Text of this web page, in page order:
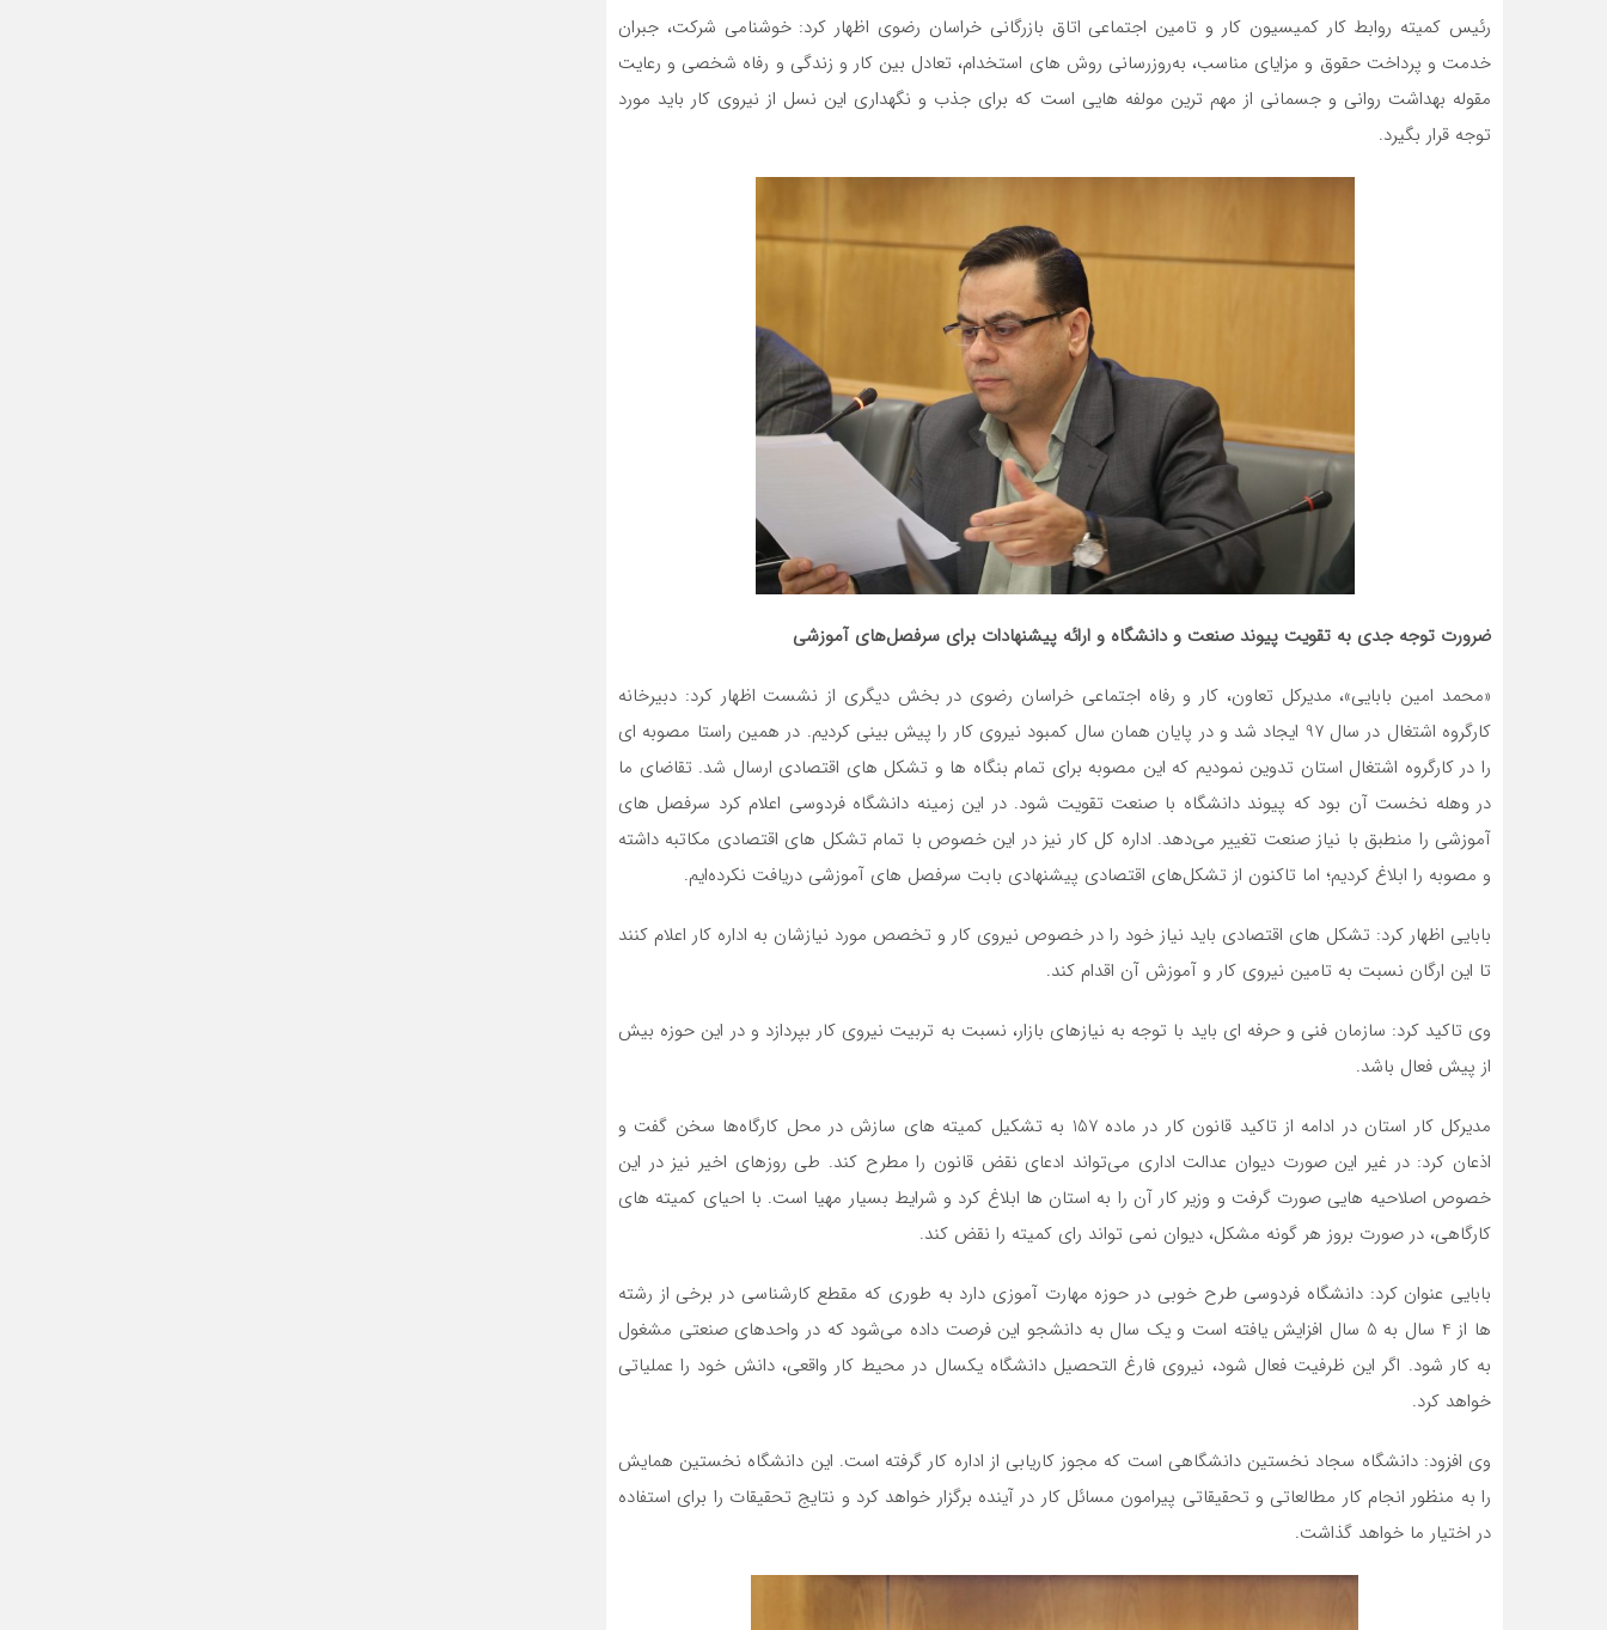
رئیس کمیته روابط کار کمیسیون کار و تامین اجتماعی اتاق بازرگانی خراسان رضوی اظهار کرد: خوشنامی شرکت، جبران
خدمت و پرداخت حقوق و مزایای مناسب، به‌روزرسانی روش های استخدام، تعادل بین کار و زندگی و رفاه شخصی و رعایت
مقوله بهداشت روانی و جسمانی از مهم ترین مولفه هایی است که برای جذب و نگهداری این نسل از نیروی کار باید مورد
توجه قرار بگیرد.
ضرورت توجه جدی به تقویت پیوند صنعت و دانشگاه و ارائه پیشنهادات برای سرفصل‌های آموزشی
«محمد امین بابایی»، مدیرکل تعاون، کار و رفاه اجتماعی خراسان رضوی در بخش دیگری از نشست اظهار کرد: دبیرخانه
کارگروه اشتغال در سال 97 ایجاد شد و در پایان همان سال کمبود نیروی کار را پیش بینی کردیم. در همین راستا مصوبه ای
را در کارگروه اشتغال استان تدوین نمودیم که این مصوبه برای تمام بنگاه ها و تشکل های اقتصادی ارسال شد. تقاضای ما
در وهله نخست آن بود که پیوند دانشگاه با صنعت تقویت شود. در این زمینه دانشگاه فردوسی اعلام کرد سرفصل های
آموزشی را منطبق با نیاز صنعت تغییر می‌دهد. اداره کل کار نیز در این خصوص با تمام تشکل های اقتصادی مکاتبه داشته
و مصوبه را ابلاغ کردیم؛ اما تاکنون از تشکل‌های اقتصادی پیشنهادی بابت سرفصل های آموزشی دریافت نکرده‌ایم.
بابایی اظهار کرد: تشکل های اقتصادی باید نیاز خود را در خصوص نیروی کار و تخصص مورد نیازشان به اداره کار اعلام کنند
تا این ارگان نسبت به تامین نیروی کار و آموزش آن اقدام کند.
وی تاکید کرد: سازمان فنی و حرفه ای باید با توجه به نیازهای بازار، نسبت به تربیت نیروی کار بپردازد و در این حوزه بیش
از پیش فعال باشد.
مدیرکل کار استان در ادامه از تاکید قانون کار در ماده 157 به تشکیل کمیته های سازش در محل کارگاه‌ها سخن گفت و
اذعان کرد: در غیر این صورت دیوان عدالت اداری می‌تواند ادعای نقض قانون را مطرح کند. طی روزهای اخیر نیز در این
خصوص اصلاحیه هایی صورت گرفت و وزیر کار آن را به استان ها ابلاغ کرد و شرایط بسیار مهیا است. با احیای کمیته های
کارگاهی، در صورت بروز هر گونه مشکل، دیوان نمی تواند رای کمیته را نقض کند.
بابایی عنوان کرد: دانشگاه فردوسی طرح خوبی در حوزه مهارت آموزی دارد به طوری که مقطع کارشناسی در برخی از رشته
ها از 4 سال به 5 سال افزایش یافته است و یک سال به دانشجو این فرصت داده می‌شود که در واحدهای صنعتی مشغول
به کار شود. اگر این ظرفیت فعال شود، نیروی فارغ التحصیل دانشگاه یکسال در محیط کار واقعی، دانش خود را عملیاتی
خواهد کرد.
وی افزود: دانشگاه سجاد نخستین دانشگاهی است که مجوز کاریابی از اداره کار گرفته است. این دانشگاه نخستین همایش
را به منظور انجام کار مطالعاتی و تحقیقاتی پیرامون مسائل کار در آینده برگزار خواهد کرد و نتایج تحقیقات را برای استفاده
در اختیار ما خواهد گذاشت.